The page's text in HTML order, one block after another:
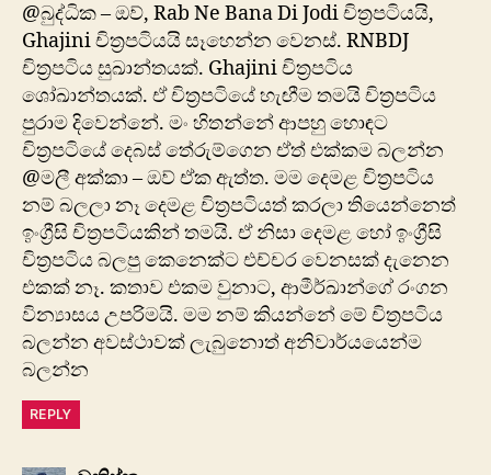
@බුද්ධික – ඔව්, Rab Ne Bana Di Jodi චිත්‍රපටියයි,
Ghajini චිත්‍රපටියයි සෑහෙන්න වෙනස්. RNBDJ
චිත්‍රපටිය සුඛාන්තයක්. Ghajini චිත්‍රපටිය
‍ශෝඛාන්තයක්. ඒ චිත්‍රපටියේ හැඟීම තමයි චිත්‍රපටිය
පුරාම දිවෙන්නේ. මං හිතන්නේ ආපහු හොඳ‍ට
චිත්‍රපටියේ දෙබස් තේරුම්ගෙන ඒත් එක්කම බලන්න
@මලී අක්කා – ඔව් ඒක ඇත්ත. මම දෙමළ චිත්‍රපටිය
නම් බලලා නෑ දෙමළ චිත්‍රපටියත් කරලා තියෙන්නෙත්
ඉංග්‍රීසි චිත්‍රපටියකින් තමයි. ඒ නිසා දෙමළ හෝ ඉංග්‍රීසි
චිත්‍රපටිය බලපු කෙනෙක්ට එච්චර වෙනසක් දැනෙන
එකක් නෑ. කතාව එකම වුනාට, ආමීර්ඛාන්ගේ රංගන
වින්‍යාසය උපරිමයි. මම නම් කියන්නේ මේ චිත්‍රපටිය
බලන්න අවස්ථාවක් ලැ‍බුනොත් අනිවාර්යයෙන්ම
බලන්න
REPLY